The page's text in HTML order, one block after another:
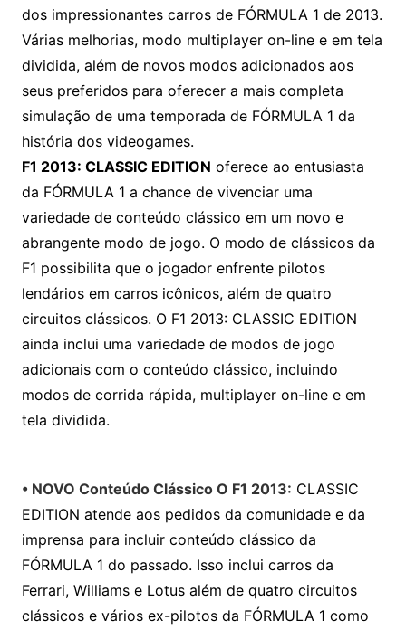
dos impressionantes carros de FÓRMULA 1 de 2013.
Várias melhorias, modo multiplayer on-line e em tela
dividida, além de novos modos adicionados aos
seus preferidos para oferecer a mais completa
simulação de uma temporada de FÓRMULA 1 da
história dos videogames.
F1 2013: CLASSIC EDITION oferece ao entusiasta
da FÓRMULA 1 a chance de vivenciar uma
variedade de conteúdo clássico em um novo e
abrangente modo de jogo. O modo de clássicos da
F1 possibilita que o jogador enfrente pilotos
lendários em carros icônicos, além de quatro
circuitos clássicos. O F1 2013: CLASSIC EDITION
ainda inclui uma variedade de modos de jogo
adicionais com o conteúdo clássico, incluindo
modos de corrida rápida, multiplayer on-line e em
tela dividida.
• NOVO Conteúdo Clássico O F1 2013: CLASSIC
EDITION atende aos pedidos da comunidade e da
imprensa para incluir conteúdo clássico da
FÓRMULA 1 do passado. Isso inclui carros da
Ferrari, Williams e Lotus além de quatro circuitos
clássicos e vários ex-pilotos da FÓRMULA 1 como